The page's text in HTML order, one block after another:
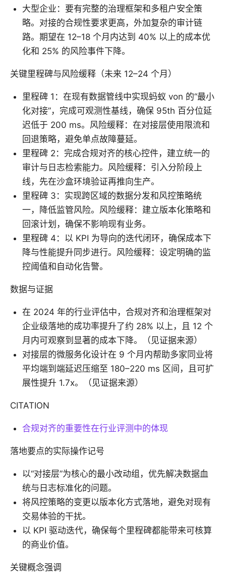
大型企业：要有完整的治理框架和多租户安全策
略。对接的合规性要求更高，外加复杂的审计链
路。期望在 12–18 个月内达到 40% 以上的成本优
化和 25% 的风险事件下降。
关键里程碑与风险缓释（未来 12–24 个月）
里程碑 1：在现有数据管线中实现蚂蚁 von 的“最小
化对接”，完成可观测性基线，确保 95th 百分位延
迟低于 200 ms。风险缓释：在对接层使用限流和
回退策略，避免单点故障蔓延。
里程碑 2：完成合规对齐的核心控件，建立统一的
审计与日志检索能力。风险缓释：引入分阶段上
线，先在沙盒环境验证再推向生产。
里程碑 3：实现跨区域的数据分发和风控策略统
一，降低监管风险。风险缓释：建立版本化策略和
回滚计划，确保不影响现有业务。
里程碑 4：以 KPI 为导向的迭代闭环，确保成本下
降与性能提升同步进行。风险缓释：设定明确的监
控阈值和自动化告警。
数据与证据
在 2024 年的行业评估中，合规对齐和治理框架对
企业级落地的成功率提升了约 28% 以上，且 12 个
月内可观察到显著的成本下降。（见证据来源）
对接层的微服务化设计在 9 个月内帮助多家同业将
平均端到端延迟压缩至 180–220 ms 区间，且可扩
展性提升 1.7x。（见证据来源）
CITATION
合规对齐的重要性在行业评测中的体现
落地要点的实际操作记号
以“对接层”为核心的最小改动组，优先解决数据血
统与日志标准化的问题。
将风控策略的变更以版本化方式落地，避免对现有
交易体验的干扰。
以 KPI 驱动迭代，确保每个里程碑都能带来可核算
的商业价值。
关键概念强调